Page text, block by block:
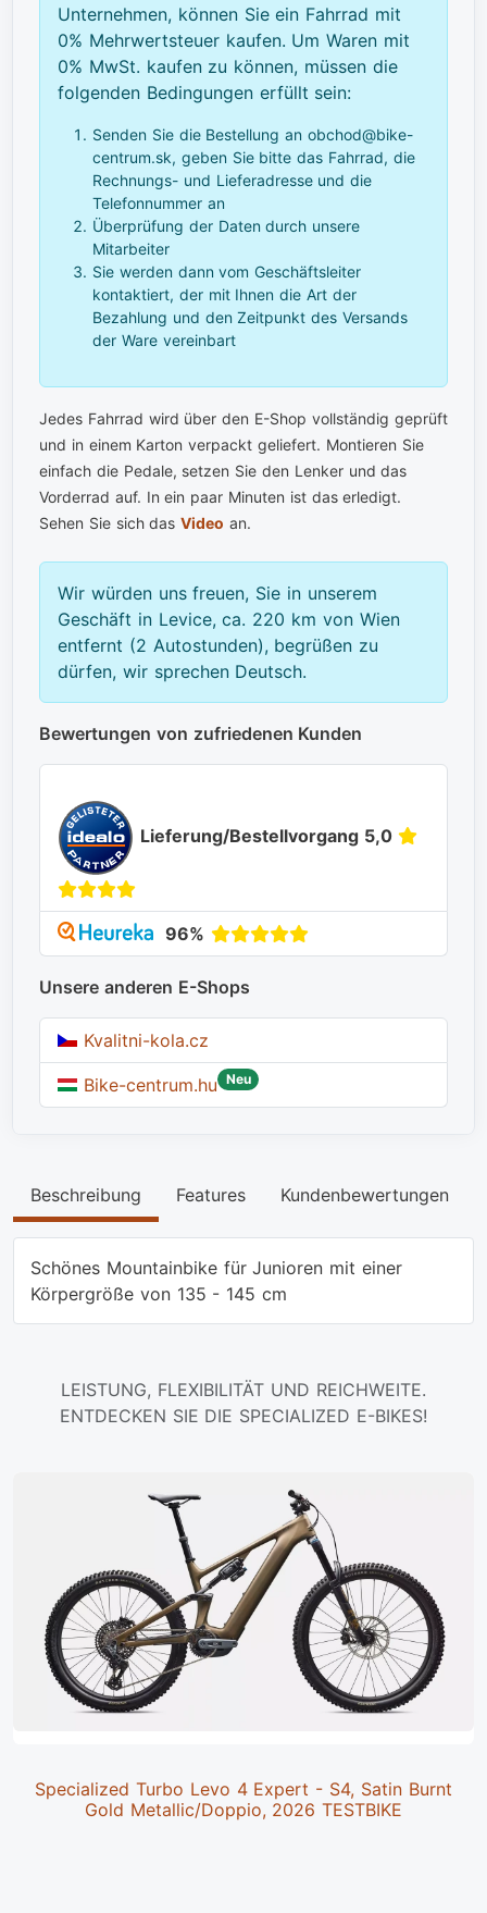
Unternehmen, können Sie ein Fahrrad mit
0% Mehrwertsteuer kaufen. Um Waren mit
0% MwSt. kaufen zu können, müssen die
folgenden Bedingungen erfüllt sein:
Senden Sie die Bestellung an obchod@bike-
centrum.sk, geben Sie bitte das Fahrrad, die
Rechnungs- und Lieferadresse und die
Telefonnummer an
Überprüfung der Daten durch unsere
Mitarbeiter
Sie werden dann vom Geschäftsleiter
kontaktiert, der mit Ihnen die Art der
Bezahlung und den Zeitpunkt des Versands
der Ware vereinbart
Jedes Fahrrad wird über den E-Shop vollständig geprüft
und in einem Karton verpackt geliefert. Montieren Sie
einfach die Pedale, setzen Sie den Lenker und das
Vorderrad auf. In ein paar Minuten ist das erledigt.
Sehen Sie sich dasVideo an.
Wir würden uns freuen, Sie in unserem
Geschäft in Levice, ca. 220 km von Wien
entfernt (2 Autostunden), begrüßen zu
dürfen, wir sprechen Deutsch.
Bewertungen von zufriedenen Kunden
Lieferung/Bestellvorgang 5,0
96%
Unsere anderen E-Shops
Kvalitni-kola.cz
Bike-centrum.hu Neu
Beschreibung Features Kundenbewertungen
Schönes Mountainbike für Junioren mit einer
Körpergröße von 135 - 145 cm
LEISTUNG, FLEXIBILITÄT UND REICHWEITE.
ENTDECKEN SIE DIE SPECIALIZED E-BIKES!
Specialized Turbo Levo 4 Expert - S4, Satin Burnt
Gold Metallic/Doppio, 2026 TESTBIKE